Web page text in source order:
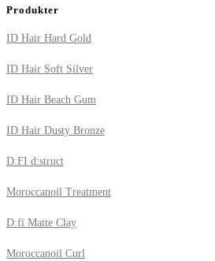
Produkter
ID Hair Hard Gold
ID Hair Soft Silver
ID Hair Beach Gum
ID Hair Dusty Bronze
D:FI d:struct
Moroccanoil Treatment
D:fi Matte Clay
Moroccanoil Curl